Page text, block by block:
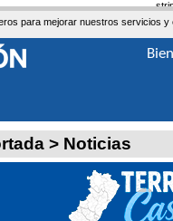
para mejorar nuestros servicios
> Noticias